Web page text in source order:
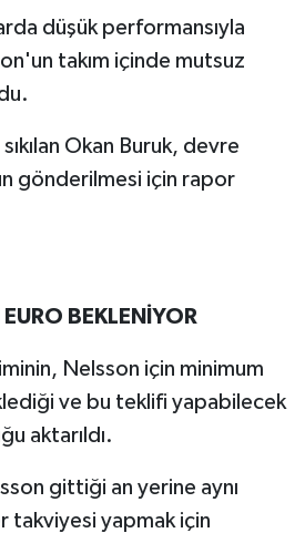
düşük performansıyla
takım içinde mutsuz
Okan Buruk, devre
gönderilmesi için rapor
BEKLENİYOR
Nelsson için minimum
ve bu teklifi yapabilecek
aktarıldı.
gittiği an yerine aynı
takviyesi yapmak için